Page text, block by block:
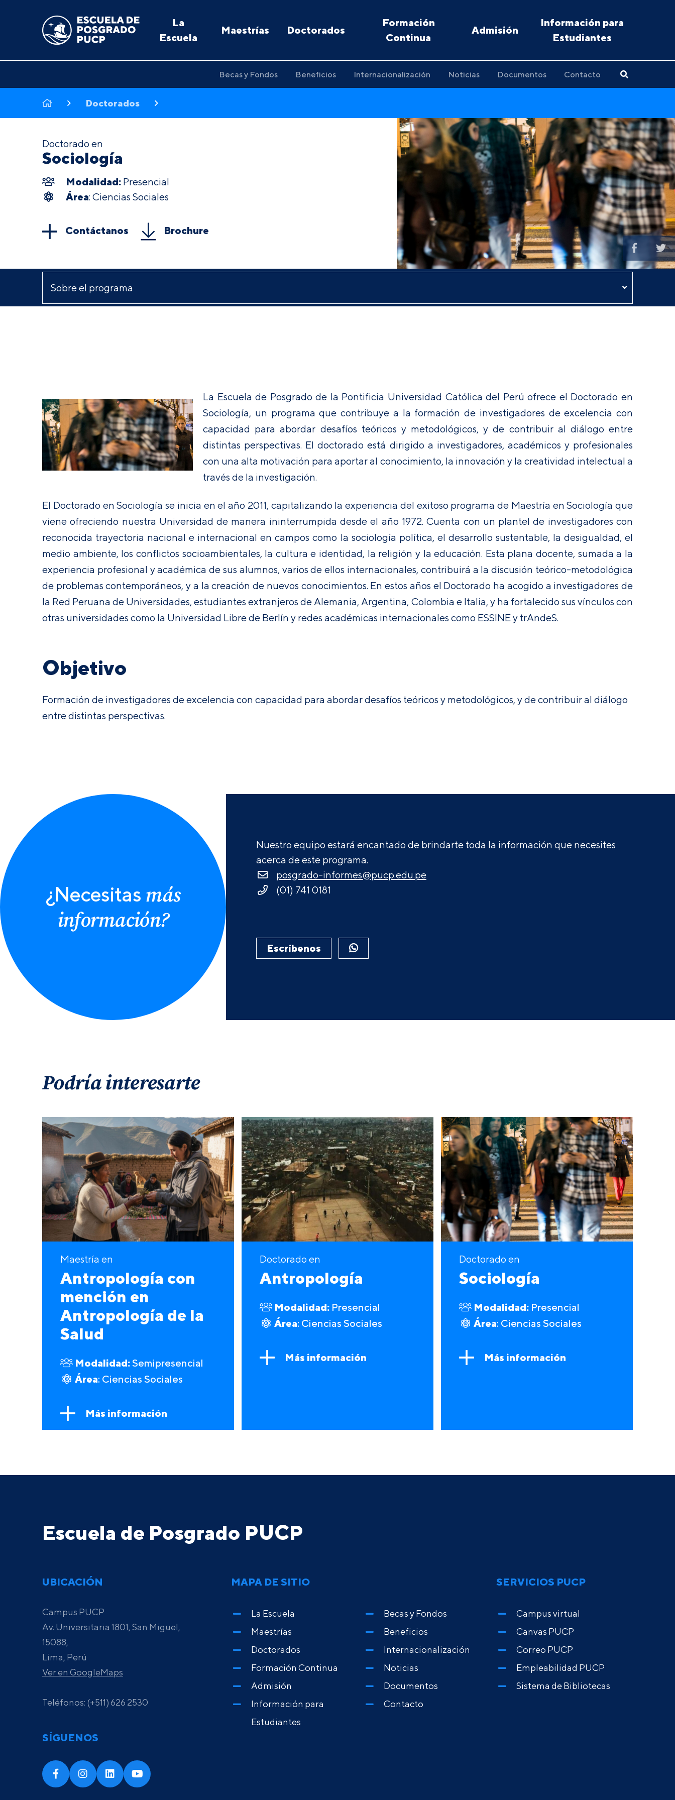
La
Escuela
Maestrías Doctorados
Formación
Continua
Admisión
Información para
Estudiantes
Becas y Fondos Beneficios Internacionalización Noticias Documentos Contacto
Doctorados
Doctorado en
Sociología
Modalidad: Presencial
Área: Ciencias Sociales
Contáctanos Brochure
La Escuela de Posgrado de la Pontificia Universidad Católica del Perú ofrece el Doctorado en
Sociología, un programa que contribuye a la formación de investigadores de excelencia con
capacidad para abordar desafíos teóricos y metodológicos, y de contribuir al diálogo entre
distintas perspectivas. El doctorado está dirigido a investigadores, académicos y profesionales
con una alta motivación para aportar al conocimiento, la innovación y la creatividad intelectual a
través de la investigación.
El Doctorado en Sociología se inicia en el año 2011, capitalizando la experiencia del exitoso programa de Maestría en Sociología que
viene ofreciendo nuestra Universidad de manera ininterrumpida desde el año 1972. Cuenta con un plantel de investigadores con
reconocida trayectoria nacional e internacional en campos como la sociología política, el desarrollo sustentable, la desigualdad, el
medio ambiente, los conflictos socioambientales, la cultura e identidad, la religión y la educación. Esta plana docente, sumada a la
experiencia profesional y académica de sus alumnos, varios de ellos internacionales, contribuirá a la discusión teórico-metodológica
de problemas contemporáneos, y a la creación de nuevos conocimientos. En estos años el Doctorado ha acogido a investigadores de
la Red Peruana de Universidades, estudiantes extranjeros de Alemania, Argentina, Colombia e Italia, y ha fortalecido sus vínculos con
otras universidades como la Universidad Libre de Berlín y redes académicas internacionales como ESSINE y trAndeS.
Objetivo
Formación de investigadores de excelencia con capacidad para abordar desafíos teóricos y metodológicos, y de contribuir al diálogo
entre distintas perspectivas.
¿Necesitas más
información?
Nuestro equipo estará encantado de brindarte toda la información que necesites
acerca de este programa.
posgrado-informes@pucp.edu.pe
(01) 741 0181
Escríbenos
Podría interesarte
Maestría en
Antropología con
mención en
Antropología de la
Salud
Modalidad:Semipresencial
Área: Ciencias Sociales
Más información
Doctorado en
Antropología
Modalidad: Presencial
Área: Ciencias Sociales
Más información
Doctorado en
Sociología
Modalidad: Presencial
Área: Ciencias Sociales
Más información
Escuela de Posgrado PUCP
UBICACIÓN
Campus PUCP
Av. Universitaria 1801, San Miguel,
15088,
Lima, Perú
Ver en GoogleMaps
Teléfonos: (+511) 626 2530
SÍGUENOS
MAPA DE SITIO
La Escuela
Maestrías
Doctorados
Formación Continua
Admisión
Información para
Estudiantes
Becas y Fondos
Beneficios
Internacionalización
Noticias
Documentos
Contacto
SERVICIOS PUCP
Campus virtual
Canvas PUCP
Correo PUCP
Empleabilidad PUCP
Sistema de Bibliotecas